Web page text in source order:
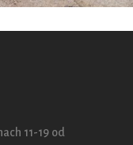
11-19 od